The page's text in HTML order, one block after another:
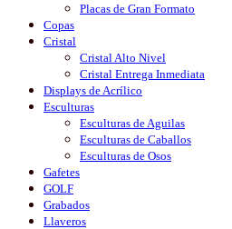
Placas de Gran Formato
Copas
Cristal
Cristal Alto Nivel
Cristal Entrega Inmediata
Displays de Acrílico
Esculturas
Esculturas de Aguilas
Esculturas de Caballos
Esculturas de Osos
Gafetes
GOLF
Grabados
Llaveros